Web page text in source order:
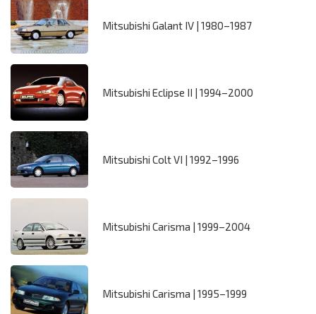
Mitsubishi Galant IV | 1980–1987
Mitsubishi Eclipse II | 1994–2000
Mitsubishi Colt VI | 1992–1996
Mitsubishi Carisma | 1999–2004
Mitsubishi Carisma | 1995–1999